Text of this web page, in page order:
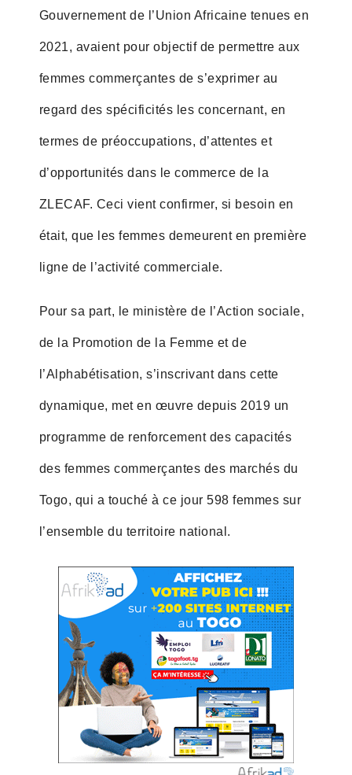
Gouvernement de l’Union Africaine tenues en
2021, avaient pour objectif de permettre aux
femmes commerçantes de s’exprimer au
regard des spécificités les concernant, en
termes de préoccupations, d’attentes et
d’opportunités dans le commerce de la
ZLECAF. Ceci vient confirmer, si besoin en
était, que les femmes demeurent en première
ligne de l’activité commerciale.
Pour sa part, le ministère de l’Action sociale,
de la Promotion de la Femme et de
l’Alphabétisation, s’inscrivant dans cette
dynamique, met en œuvre depuis 2019 un
programme de renforcement des capacités
des femmes commerçantes des marchés du
Togo, qui a touché à ce jour 598 femmes sur
l’ensemble du territoire national.